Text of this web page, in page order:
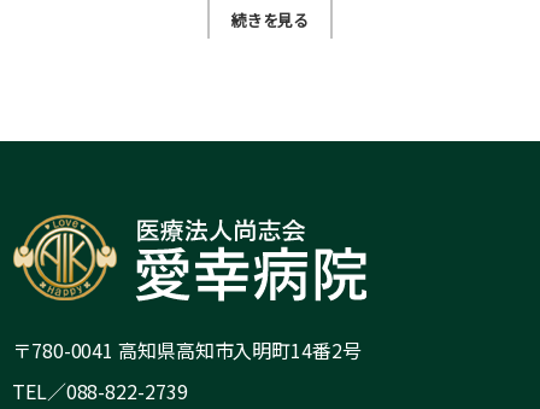
続きを見る
〒780-0041 高知県高知市入明町14番2号
TEL／088-822-2739